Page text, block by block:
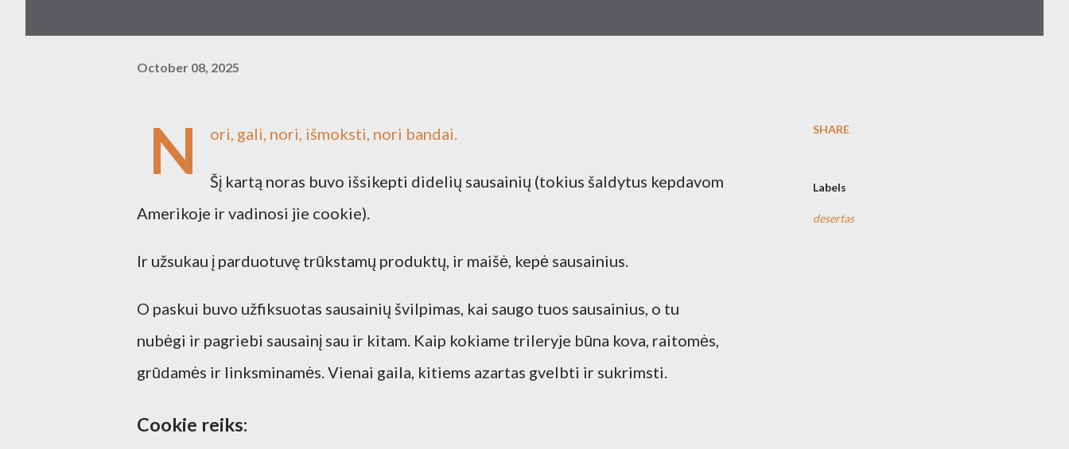
October 08, 2025
N ori, gali, nori, išmoksti, nori bandai.
Šį kartą noras buvo išsikepti didelių sausainių (tokius šaldytus kepdavom
Amerikoje ir vadinosi jie cookie).
Ir užsukau į parduotuvę trūkstamų produktų, ir maišė, kepė sausainius.
O paskui buvo užfiksuotas sausainių švilpimas, kai saugo tuos sausainius, o tu
nubėgi ir pagriebi sausainį sau ir kitam. Kaip kokiame trileryje būna kova, raitomės,
grūdamės ir linksminamės. Vienai gaila, kitiems azartas gvelbti ir sukrimsti.
Cookie reiks:
SHARE
Labels
desertas